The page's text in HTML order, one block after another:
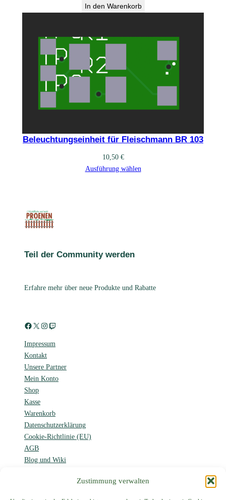
Zustimmung verwalten
In den Warenkorb
Beleuchtungseinheit für Fleischmann BR 103
10,50 €
Ausführung wählen
Teil der Community werden
Erfahre mehr über neue Produkte und Rabatte
Facebook X Instagram Twitch
Impressum
Kontakt
Unsere Partner
Mein Konto
Shop
Kasse
Warenkorb
Datenschutzerklärung
Cookie-Richtlinie (EU)
AGB
Blog und Wiki